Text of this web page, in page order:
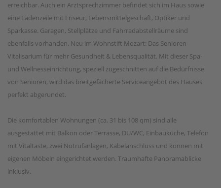
erreichbar. Auch ein Arztsprechzimmer befindet sich im Haus sowie
eine Ladenzeile mit Friseur, Lebensmittelgeschäft, Optiker und
Sparkasse. Garagen, Stellplätze und Fahrradabstellräume sind
ebenfalls vorhanden. Neu im Wohnstift Mozart: Das Senioren-
Vitalisarium für mehr Gesundheit & Lebensqualität. Mit dieser Spa-
und Wellnesseinrichtung, speziell zugeschnitten auf die Bedürfnisse
von Senioren, wird das breitgefächerte Serviceangebot des Hauses
perfekt abgerundet.
Die komfortablen Wohnungen (ca. 31 bis 108 qm) sind alle
ausgestattet mit Balkon oder Terrasse, DU/WC, Einbauküche, Telefon
mit Vitaltaste, zwei Notrufanlagen, Kabelanschluss und können mit
eigenen Möbeln eingerichtet werden. Traumhafte Panoramablicke
inklusiv.